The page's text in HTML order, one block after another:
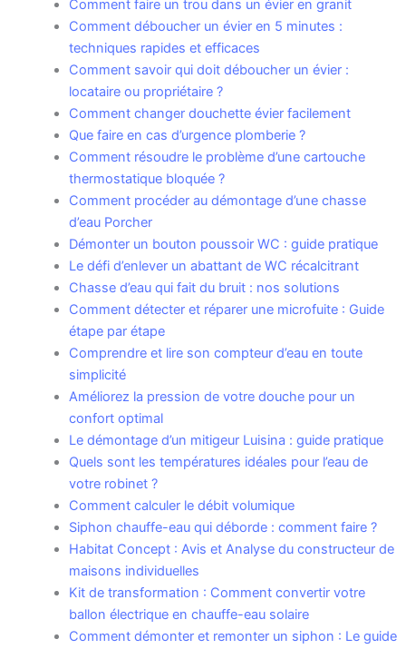
Comment faire un trou dans un évier en granit
Comment déboucher un évier en 5 minutes :
techniques rapides et efficaces
Comment savoir qui doit déboucher un évier :
locataire ou propriétaire ?
Comment changer douchette évier facilement
Que faire en cas d’urgence plomberie ?
Comment résoudre le problème d’une cartouche
thermostatique bloquée ?
Comment procéder au démontage d’une chasse
d’eau Porcher
Démonter un bouton poussoir WC : guide pratique
Le défi d’enlever un abattant de WC récalcitrant
Chasse d’eau qui fait du bruit : nos solutions
Comment détecter et réparer une microfuite : Guide
étape par étape
Comprendre et lire son compteur d’eau en toute
simplicité
Améliorez la pression de votre douche pour un
confort optimal
Le démontage d’un mitigeur Luisina : guide pratique
Quels sont les températures idéales pour l’eau de
votre robinet ?
Comment calculer le débit volumique
Siphon chauffe-eau qui déborde : comment faire ?
Habitat Concept : Avis et Analyse du constructeur de
maisons individuelles
Kit de transformation : Comment convertir votre
ballon électrique en chauffe-eau solaire
Comment démonter et remonter un siphon : Le guide